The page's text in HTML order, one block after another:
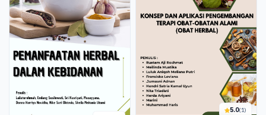
5.0(1)